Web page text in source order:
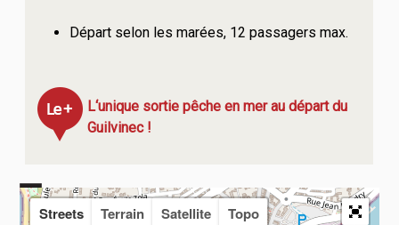
Départ selon les marées, 12 passagers max.
L‘unique sortie pêche en mer au départ du
Guilvinec !
Streets Terrain Satellite Topo